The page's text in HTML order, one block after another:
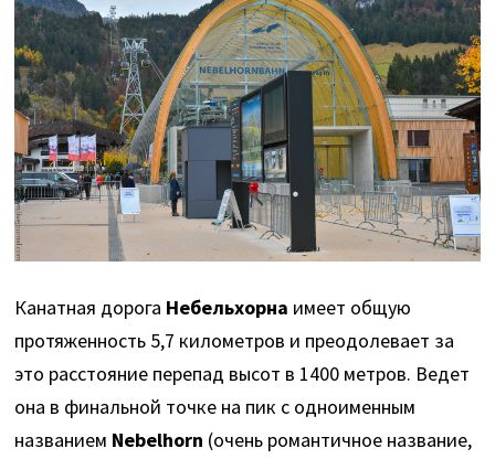
Канатная дорога Небельхорна имеет общую
протяженность 5,7 километров и преодолевает за
это расстояние перепад высот в 1400 метров. Ведет
она в финальной точке на пик с одноименным
названием Nebelhorn (очень романтичное название,